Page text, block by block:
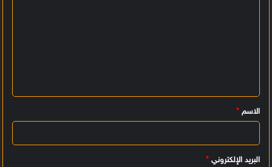
ي
ق
الاسم *
البريد الإلكتروني *